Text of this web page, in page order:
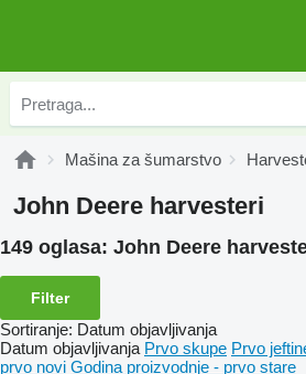
Mašina za šumarstvo
John Deere harvesteri
149 oglasa: John Deere
Filter
Sortiranje: Datum objavljivanja
Datum objavljivanja Prvo skupe Prvo
prvo novi Godina proizvodnje - prvo stare